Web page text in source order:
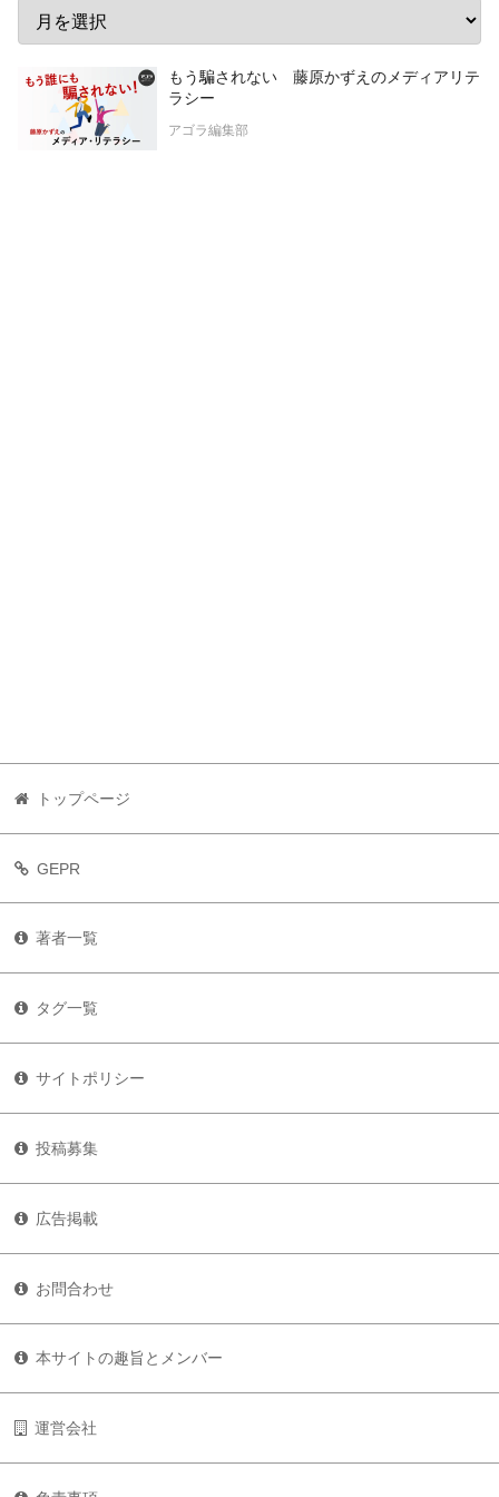
もう騙されない 藤原かずえのメディアリテ
ラシー
アゴラ編集部
トップページ
GEPR
著者一覧
タグ一覧
サイトポリシー
投稿募集
広告掲載
お問合わせ
本サイトの趣旨とメンバー
運営会社